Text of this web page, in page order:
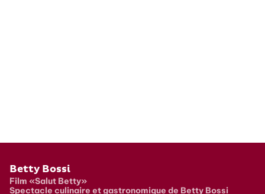
Pied de page
Betty Bossi
Film «Salut Betty»
Spectacle culinaire et gastronomique de Betty Bossi